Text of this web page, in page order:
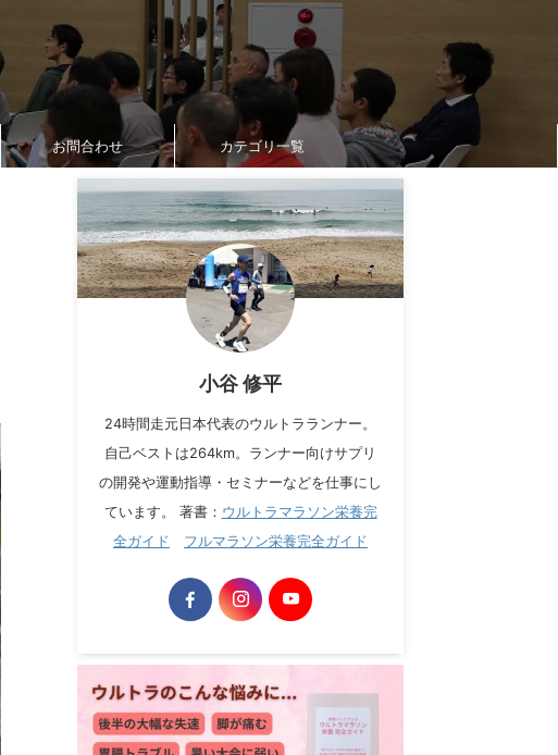
お問合わせ カテゴリ一覧
小谷 修平
24時間走元日本代表のウルトラランナー。
自己ベストは264km。ランナー向けサプリ
の開発や運動指導・セミナーなどを仕事にし
ています。 著書： ウルトラマラソン栄養完
全ガイド
フルマラソン栄養完全ガイド